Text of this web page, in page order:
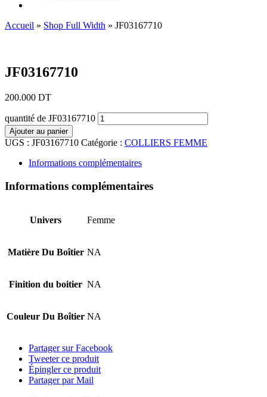
Accueil » Shop Full Width » JF03167710
JF03167710
200.000 DT
quantité de JF03167710
Ajouter au panier
UGS : JF03167710 Catégorie : COLLIERS FEMME
Informations complémentaires
Informations complémentaires
Univers Femme
Matière Du Boîtier NA
Finition du boitier NA
Couleur Du Boîtier NA
Partager sur Facebook
Tweeter ce produit
Épingler ce produit
Partager par Mail